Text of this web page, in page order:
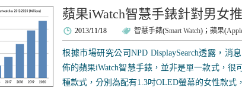
蘋果iWatch智慧手錶針對男女
2013/11/18 智慧手錶(Smart Watch)； 蘋果(
根據市場研究公司NPD DisplaySearch透露，消
佈的蘋果iWatch智慧手錶，並非是單一款式，很
種款式，分別為配有1.3吋OLED螢幕的女性款式